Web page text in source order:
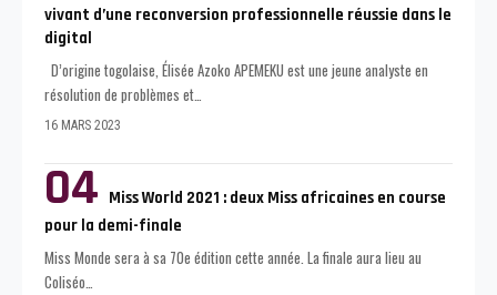
vivant d’une reconversion professionnelle réussie dans le
digital
D’origine togolaise, Élisée Azoko APEMEKU est une jeune analyste en
résolution de problèmes et…
16 MARS 2023
Miss World 2021 : deux Miss africaines en course
pour la demi-finale
Miss Monde sera à sa 70e édition cette année. La finale aura lieu au
Coliséo…